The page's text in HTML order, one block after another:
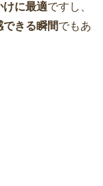
けに最適ですし、
できる瞬間でもあ